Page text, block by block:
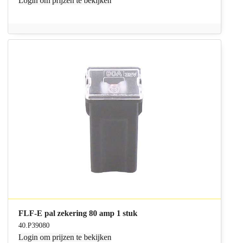
FLF-E pal zekering 80 amp 1 stuk
40.P39080
Login om prijzen te bekijken